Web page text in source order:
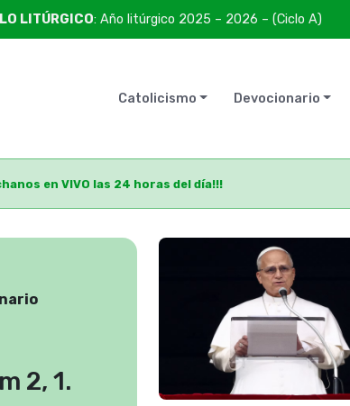
LITÚRGICO: Año litúrgico 2025 – 2026 – (Ciclo A)
Catolicismo Devocionario
en VIVO las 24 horas del día!!!
2, 1.